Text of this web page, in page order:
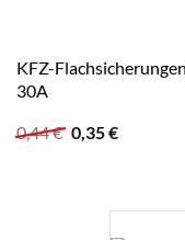
KFZ-
30A
0,44€ Ursprünglicher
Preis
0,35€Aktueller